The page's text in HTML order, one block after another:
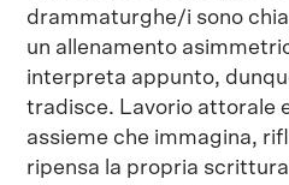
drammaturghe/i sono
un allenamento
interpreta appunto,
tradisce. Lavorio attorale
assieme che immagina,
ripensa la propria